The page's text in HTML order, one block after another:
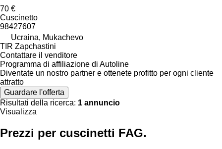
70 €
Cuscinetto
98427607
Ucraina, Mukachevo
TIR Zapchastini
Contattare il venditore
Programma di affiliazione di Autoline
Diventate un nostro partner e ottenete profitto per ogni cliente
attratto
Guardare l'offerta
Risultati della ricerca: 1 annuncio
Visualizza
Prezzi per cuscinetti FAG.